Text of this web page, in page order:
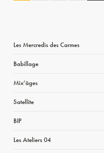
Les Mercredis des Carmes
Babillage
Mix’âges
Satellite
BIP
Les Ateliers 04